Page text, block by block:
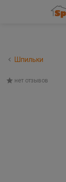
Шпильки
нет отзывов